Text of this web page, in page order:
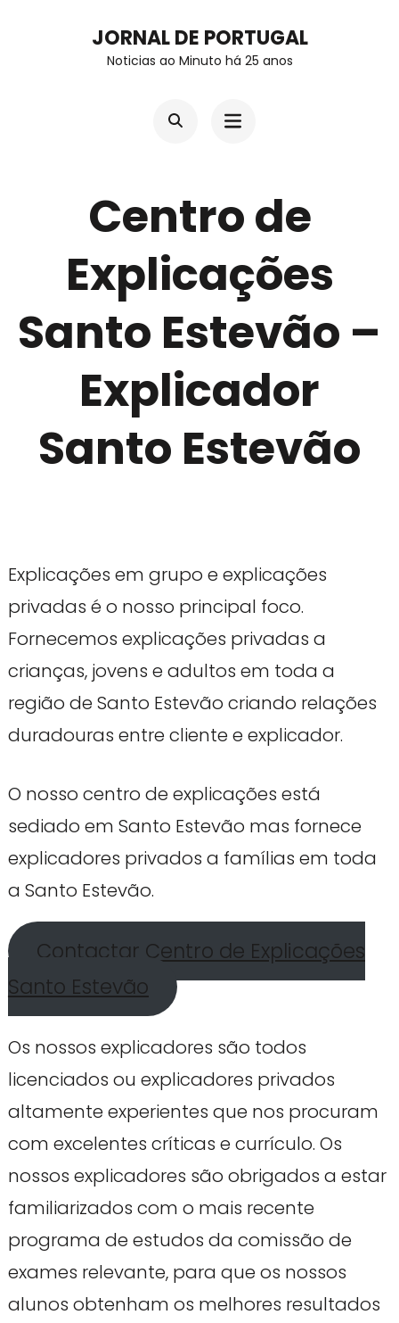
JORNAL DE PORTUGAL
Noticias ao Minuto há 25 anos
Centro de
Explicações
Santo Estevão –
Explicador
Santo Estevão
Explicações em grupo e explicações
privadas é o nosso principal foco.
Fornecemos explicações privadas a
crianças, jovens e adultos em toda a
região de Santo Estevão criando relações
duradouras entre cliente e explicador.
O nosso centro de explicações está
sediado em Santo Estevão mas fornece
explicadores privados a famílias em toda
a Santo Estevão.
Contactar Centro de Explicações
Santo Estevão
Os nossos explicadores são todos
licenciados ou explicadores privados
altamente experientes que nos procuram
com excelentes críticas e currículo. Os
nossos explicadores são obrigados a estar
familiarizados com o mais recente
programa de estudos da comissão de
exames relevante, para que os nossos
alunos obtenham os melhores resultados